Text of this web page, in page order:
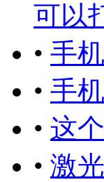
可以
• 手
• 手
• 这
• 激